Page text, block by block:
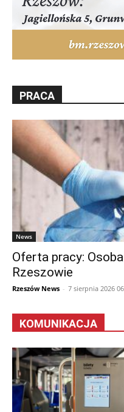
PRACA
News
Oferta pracy:
Rzeszowie
Rzeszów News - 7 sierpnia 2026
KOMUNIKACJA